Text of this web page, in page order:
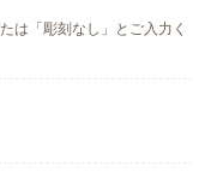
は「彫刻なし」とご入力く